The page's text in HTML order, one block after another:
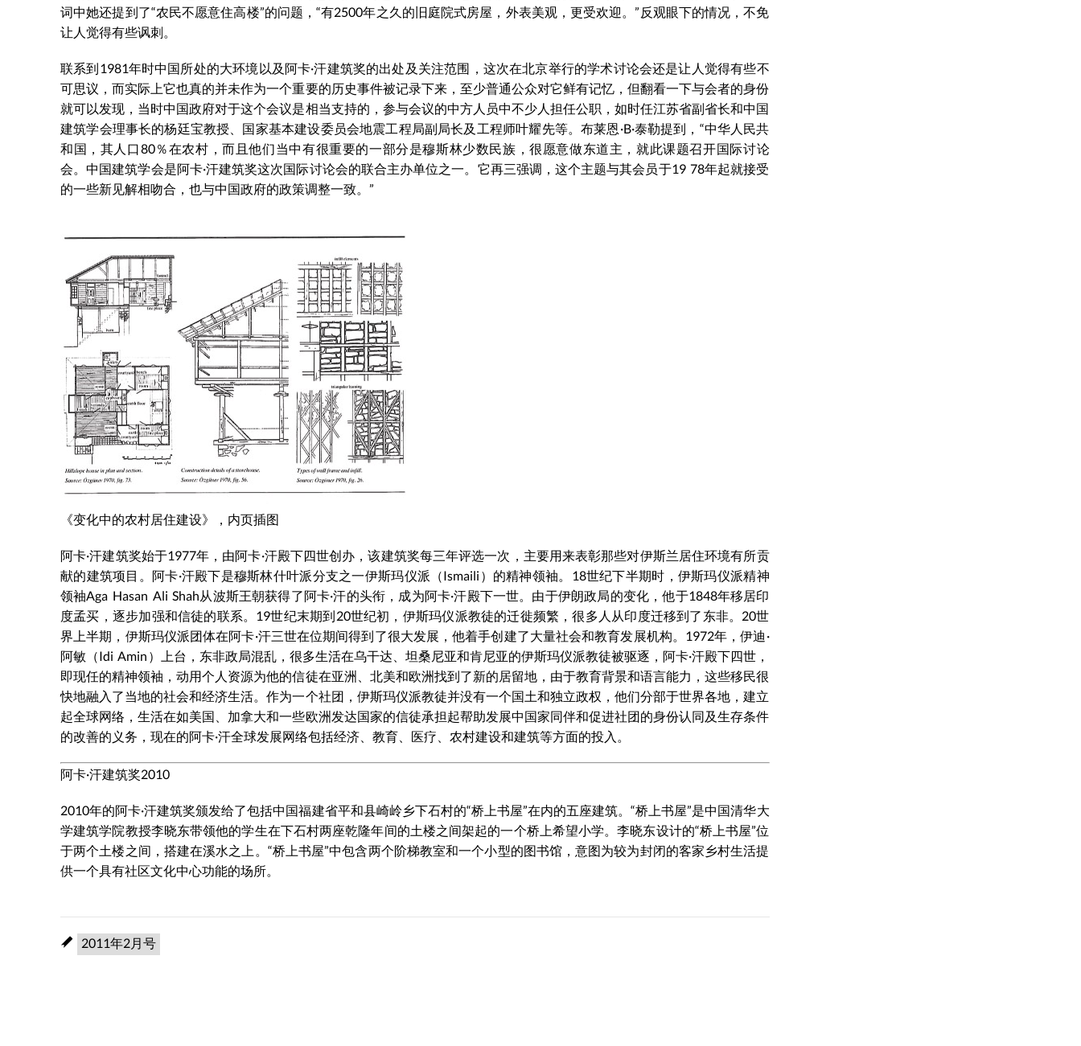
词中她还提到了“农民不愿意住高楼”的问题，“有2500年之久的旧庭院式房屋，外表美观，更受欢迎。”反观眼下的情况，不免
让人觉得有些讽刺。
联系到1981年时中国所处的大环境以及阿卡·汗建筑奖的出处及关注范围，这次在北京举行的学术讨论会还是让人觉得有些不
可思议，而实际上它也真的并未作为一个重要的历史事件被记录下来，至少普通公众对它鲜有记忆，但翻看一下与会者的身份
就可以发现，当时中国政府对于这个会议是相当支持的，参与会议的中方人员中不少人担任公职，如时任江苏省副省长和中国
建筑学会理事长的杨廷宝教授、国家基本建设委员会地震工程局副局长及工程师叶耀先等。布莱恩·B·泰勒提到，“中华人民共
和国，其人口80％在农村，而且他们当中有很重要的一部分是穆斯林少数民族，很愿意做东道主，就此课题召开国际讨论
会。中国建筑学会是阿卡·汗建筑奖这次国际讨论会的联合主办单位之一。它再三强调，这个主题与其会员于19 78年起就接受
的一些新见解相吻合，也与中国政府的政策调整一致。”
《变化中的农村居住建设》，内页插图
阿卡·汗建筑奖始于1977年，由阿卡·汗殿下四世创办，该建筑奖每三年评选一次，主要用来表彰那些对伊斯兰居住环境有所贡
献的建筑项目。阿卡·汗殿下是穆斯林什叶派分支之一伊斯玛仪派（Ismaili）的精神领袖。18世纪下半期时，伊斯玛仪派精神
领袖Aga Hasan Ali Shah从波斯王朝获得了阿卡·汗的头衔，成为阿卡·汗殿下一世。由于伊朗政局的变化，他于1848年移居印
度孟买，逐步加强和信徒的联系。19世纪末期到20世纪初，伊斯玛仪派教徒的迁徙频繁，很多人从印度迁移到了东非。20世
界上半期，伊斯玛仪派团体在阿卡·汗三世在位期间得到了很大发展，他着手创建了大量社会和教育发展机构。1972年，伊迪·
阿敏（Idi Amin）上台，东非政局混乱，很多生活在乌干达、坦桑尼亚和肯尼亚的伊斯玛仪派教徒被驱逐，阿卡·汗殿下四世，
即现任的精神领袖，动用个人资源为他的信徒在亚洲、北美和欧洲找到了新的居留地，由于教育背景和语言能力，这些移民很
快地融入了当地的社会和经济生活。作为一个社团，伊斯玛仪派教徒并没有一个国土和独立政权，他们分部于世界各地，建立
起全球网络，生活在如美国、加拿大和一些欧洲发达国家的信徒承担起帮助发展中国家同伴和促进社团的身份认同及生存条件
的改善的义务，现在的阿卡·汗全球发展网络包括经济、教育、医疗、农村建设和建筑等方面的投入。
阿卡·汗建筑奖2010
2010年的阿卡·汗建筑奖颁发给了包括中国福建省平和县崎岭乡下石村的“桥上书屋”在内的五座建筑。“桥上书屋”是中国清华大
学建筑学院教授李晓东带领他的学生在下石村两座乾隆年间的土楼之间架起的一个桥上希望小学。李晓东设计的“桥上书屋”位
于两个土楼之间，搭建在溪水之上。“桥上书屋”中包含两个阶梯教室和一个小型的图书馆，意图为较为封闭的客家乡村生活提
供一个具有社区文化中心功能的场所。
2011年2月号